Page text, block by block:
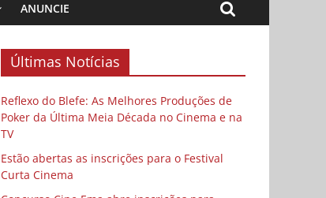
ANUNCIE
Últimas Notícias
Reflexo do Blefe: As Melhores Produções de
Poker da Última Meia Década no Cinema e na
TV
Estão abertas as inscrições para o Festival
Curta Cinema